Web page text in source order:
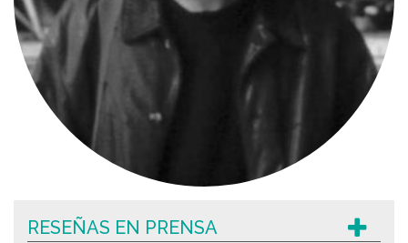
RESEÑAS EN PRENSA